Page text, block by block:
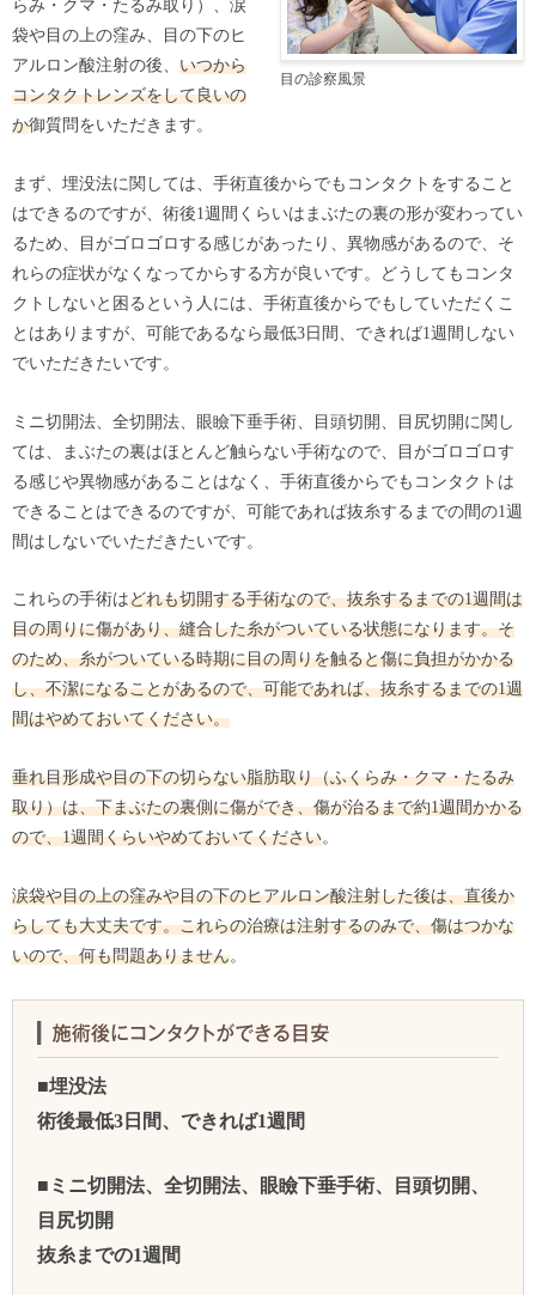
目の診察風景
らみ・クマ・たるみ取り）、涙
袋や目の上の窪み、目の下のヒ
アルロン酸注射の後、 いつから
コンタクトレンズをして良いの
か御質問をいただきます。
まず、埋没法に関しては、手術直後からでもコンタクトをすること
はできるのですが、術後1週間くらいはまぶたの裏の形が変わってい
るため、目がゴロゴロする感じがあったり、異物感があるので、そ
れらの症状がなくなってからする方が良いです。どうしてもコンタ
クトしないと困るという人には、手術直後からでもしていただくこ
とはありますが、可能であるなら最低3日間、できれば1週間しない
でいただきたいです。
ミニ切開法、全切開法、眼瞼下垂手術、目頭切開、目尻切開に関し
ては、まぶたの裏はほとんど触らない手術なので、目がゴロゴロす
る感じや異物感があることはなく、手術直後からでもコンタクトは
できることはできるのですが、可能であれば抜糸するまでの間の1週
間はしないでいただきたいです。
これらの手術はどれも切開する手術なので、抜糸するまでの1週間は
目の周りに傷があり、縫合した糸がついている状態になります。そ
のため、糸がついている時期に目の周りを触ると傷に負担がかかる
し、不潔になることがあるので、可能であれば、抜糸するまでの1週
間はやめておいてください。
垂れ目形成や目の下の切らない脂肪取り（ふくらみ・クマ・たるみ
取り）は、下まぶたの裏側に傷ができ、傷が治るまで約1週間かかる
ので、1週間くらいやめておいてください。
涙袋や目の上の窪みや目の下のヒアルロン酸注射した後は、直後か
らしても大丈夫です。これらの治療は注射するのみで、傷はつかな
いので、何も問題ありません。
■埋没法
術後最低3日間、できれば1週間
■ミニ切開法、全切開法、眼瞼下垂手術、目頭切開、
目尻切開
抜糸までの1週間